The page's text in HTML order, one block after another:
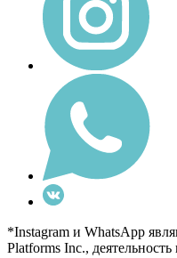
*Instagram и WhatsApp
Platforms Inc.,